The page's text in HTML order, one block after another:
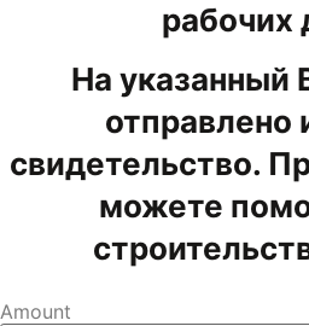
рабочих
На указанный
отправлено
свидетельство.
можете
Amount